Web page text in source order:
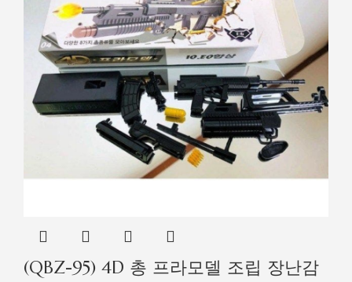
(QBZ-95) 4D 총 프라모델 조립 장난감